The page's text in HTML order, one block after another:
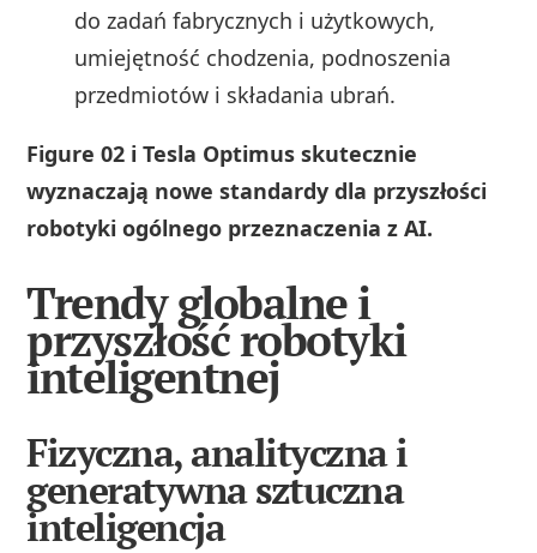
do zadań fabrycznych i użytkowych,
umiejętność chodzenia, podnoszenia
przedmiotów i składania ubrań.
Figure 02 i Tesla Optimus skutecznie
wyznaczają nowe standardy dla przyszłości
robotyki ogólnego przeznaczenia z AI.
Trendy globalne i
przyszłość robotyki
inteligentnej
Fizyczna, analityczna i
generatywna sztuczna
inteligencja